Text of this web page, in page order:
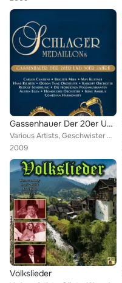
Gassenhauer Der 20er Und 30er Jahre
Various Artists, Geschwister Haas, Austin Egen, Harry Steier, Fritz Berger, Orchester Efim Schachmeister, Berliner Orchester, Ca...
2009
Volkslieder